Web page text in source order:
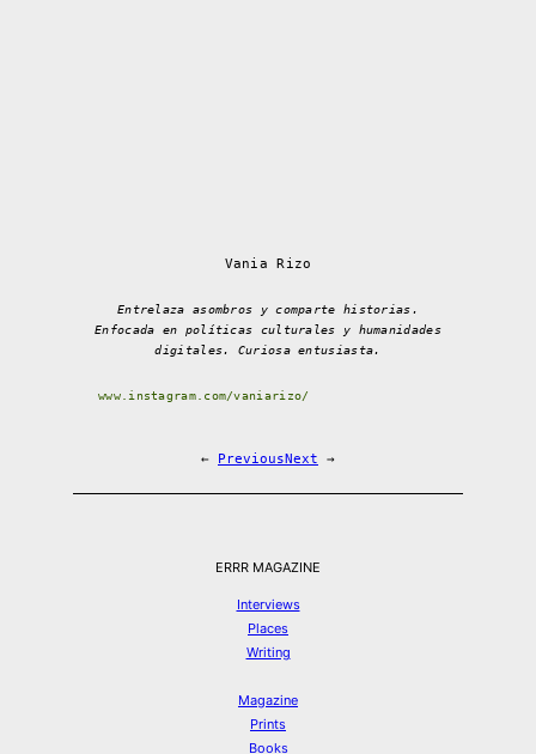
Vania Rizo
Entrelaza asombros y comparte historias.
Enfocada en políticas culturales y humanidades
digitales. Curiosa entusiasta.
www.instagram.com/vaniarizo/
← PreviousNext →
ERRR MAGAZINE
Interviews
Places
Writing
Magazine
Prints
Books